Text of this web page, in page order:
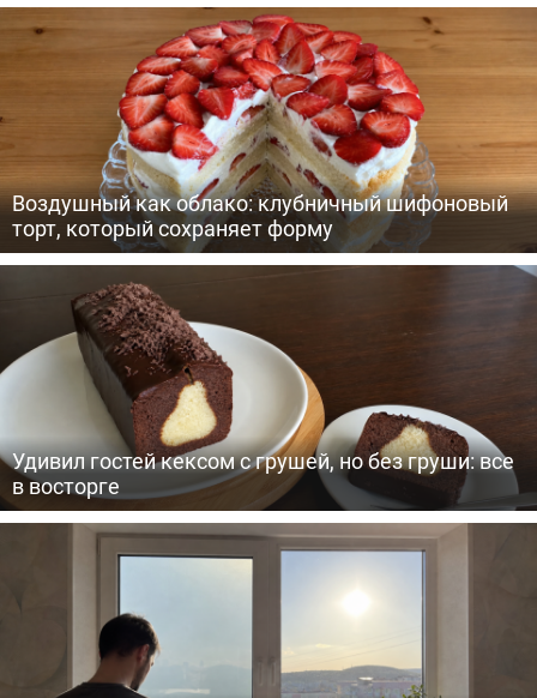
Воздушный как облако: клубничный шифоновый
торт, который сохраняет форму
Удивил гостей кексом с грушей, но без груши: все
в восторге